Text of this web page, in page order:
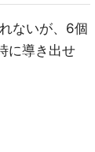
ないが、6個
に導き出せ